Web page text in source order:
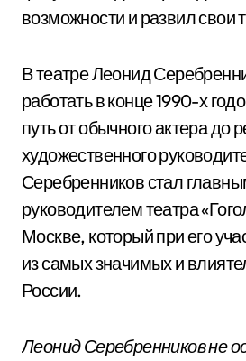
возможности и развил свои
В театре Леонид
работать в конце 1990-х
путь от обычного актера до
художественного
Серебренников стал
руководителем театра
Москве, который при его
из самых значимых и
России.
Леонид Серебренников не